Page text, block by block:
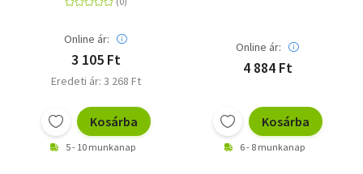
Online ár:
3 105 Ft
Eredeti ár: 3 268 Ft
Kosárba
5 - 10 munkanap
Online ár:
4 884 Ft
Kosárba
6 - 8 munkanap